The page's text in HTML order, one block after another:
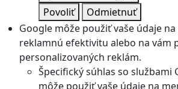
Povoliť
Odmietnuť
Google môže použiť vaše údaje
reklamnú efektivitu alebo na vám
personalizovaných reklám.
Špecifický súhlas so službami
môže použiť vaše údaje na